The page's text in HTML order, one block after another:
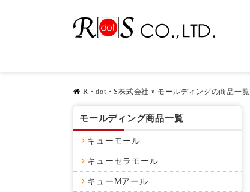
R・dot・S株式会社 » モールディングの商品一覧
モールディング商品一覧
キューモール
キューセラモール
キューMアール